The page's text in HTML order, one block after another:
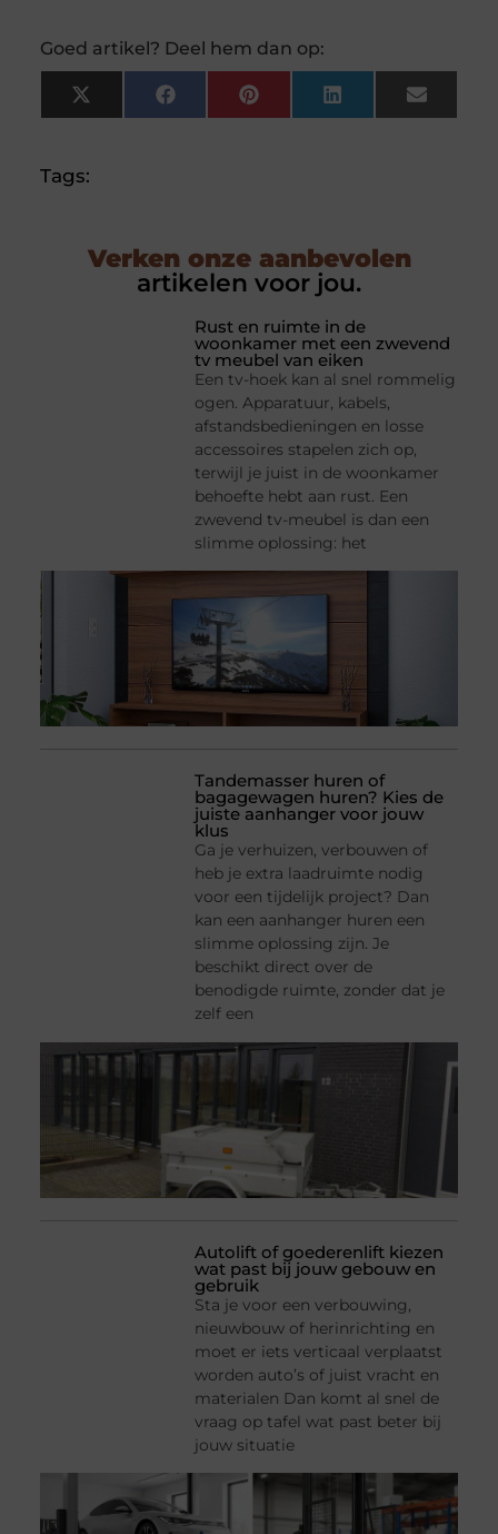
Goed artikel? Deel hem dan op:
X
(Twitter)
FacebookPinterestLinkedInEmail
Tags:
Verken onze aanbevolen
artikelen voor jou.
Rust en ruimte in de
woonkamer met een zwevend
tv meubel van eiken
Een tv-hoek kan al snel rommelig
ogen. Apparatuur, kabels,
afstandsbedieningen en losse
accessoires stapelen zich op,
terwijl je juist in de woonkamer
behoefte hebt aan rust. Een
zwevend tv-meubel is dan een
slimme oplossing: het
Tandemasser huren of
bagagewagen huren? Kies de
juiste aanhanger voor jouw
klus
Ga je verhuizen, verbouwen of
heb je extra laadruimte nodig
voor een tijdelijk project? Dan
kan een aanhanger huren een
slimme oplossing zijn. Je
beschikt direct over de
benodigde ruimte, zonder dat je
zelf een
Autolift of goederenlift kiezen
wat past bij jouw gebouw en
gebruik
Sta je voor een verbouwing,
nieuwbouw of herinrichting en
moet er iets verticaal verplaatst
worden auto’s of juist vracht en
materialen Dan komt al snel de
vraag op tafel wat past beter bij
jouw situatie